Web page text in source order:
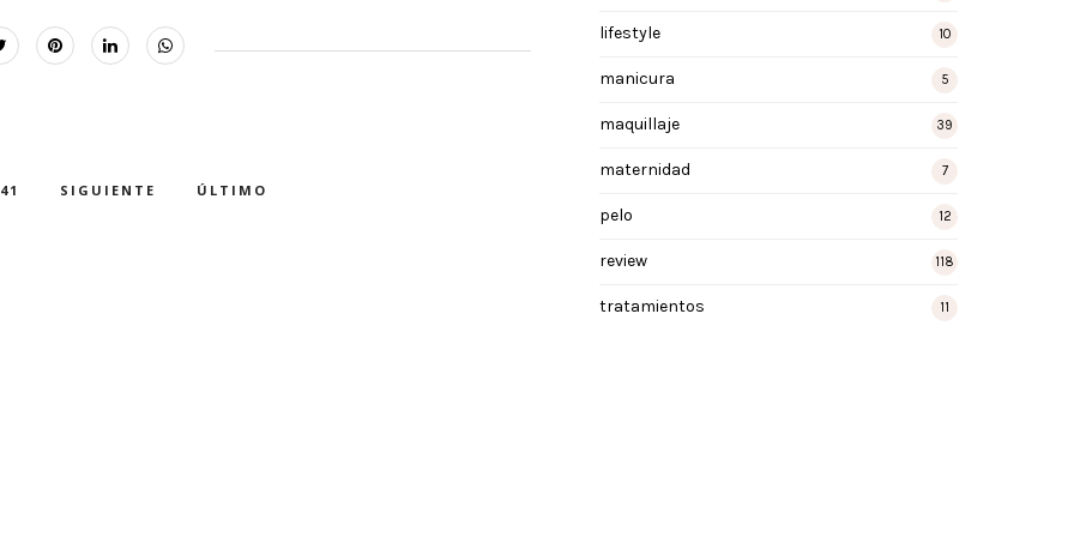
41 SIGUIENTE ÚLTIMO
lifestyle 10
manicura 5
maquillaje 39
maternidad 7
pelo 12
review 118
tratamientos 11